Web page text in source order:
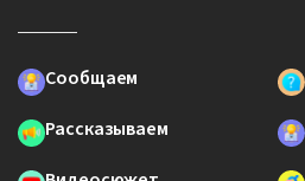
Сообщаем
Рассказываем